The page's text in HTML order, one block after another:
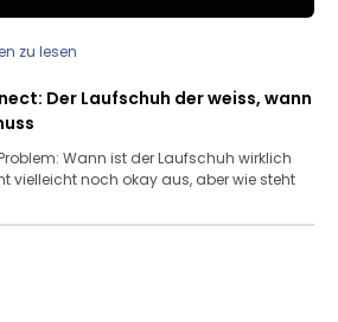
zu lesen
Der Laufschuh der weiss, wann
Wann ist der Laufschuh wirklich
vielleicht noch okay aus, aber wie steht